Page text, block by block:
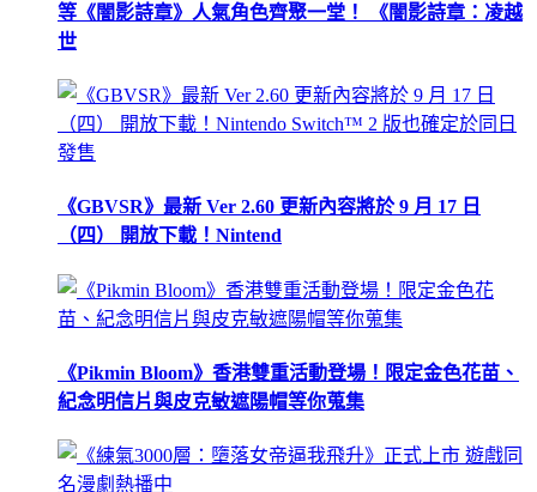
等《闇影詩章》人氣角色齊聚一堂！ 《闇影詩章：凌越
世
《GBVSR》最新 Ver 2.60 更新內容將於 9 月 17 日
（四） 開放下載！Nintend
《Pikmin Bloom》香港雙重活動登場！限定金色花苗、
紀念明信片與皮克敏遮陽帽等你蒐集